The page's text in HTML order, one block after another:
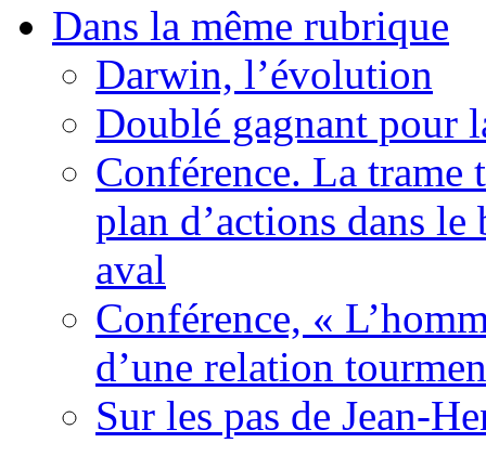
Dans la même rubrique
Darwin, l’évolution
Doublé gagnant pour
Conférence. La
plan d’actions dans
aval
Conférence, «
d’une relation
Sur les pas de Jean-